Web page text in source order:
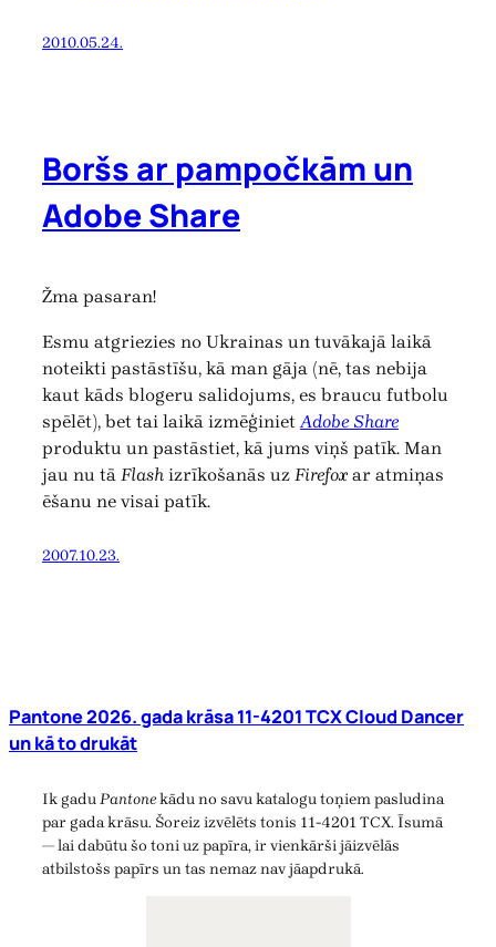
2010.05.24.
Boršs ar pampočkām un
Adobe Share
Žma pasaran!
Esmu atgriezies no Ukrainas un tuvākajā laikā
noteikti pastāstīšu, kā man gāja (nē, tas nebija
kaut kāds blogeru salidojums, es braucu futbolu
spēlēt), bet tai laikā izmēģiniet Adobe Share
produktu un pastāstiet, kā jums viņš patīk. Man
jau nu tā Flash izrīkošanās uz Firefox ar atmiņas
ēšanu ne visai patīk.
2007.10.23.
Pantone 2026. gada krāsa 11-4201 TCX Cloud Dancer
un kā to drukāt
Ik gaduPantonekādu no savu katalogu toņiem pasludina
par gada krāsu. Šoreiz izvēlēts tonis 11-4201 TCX. Īsumā
— lai dabūtu šo toni uz papīra, ir vienkārši jāizvēlās
atbilstošs papīrs un tas nemaz nav jāapdrukā.